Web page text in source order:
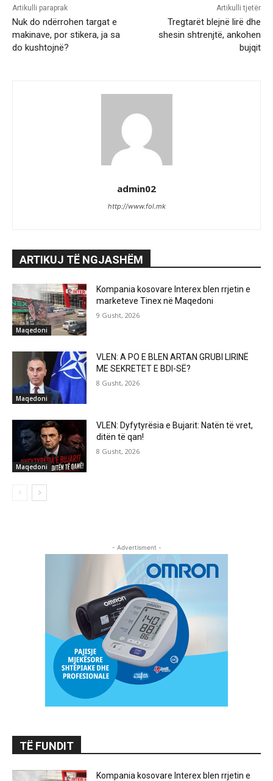
Artikulli paraprak
Nuk do ndërrohen targat e
makinave, por stikera, ja sa
do kushtojnë?
Artikulli tjetër
Tregtarët blejnë lirë dhe
shesin shtrenjtë, ankohen
bujqit
admin02
http://www.fol.mk
ARTIKUJ TË NGJASHËM
Maqedoni
Kompania kosovare Interex blen rrjetin e
marketeve Tinex në Maqedoni
9 Gusht, 2026
Maqedoni
VLEN: A PO E BLEN ARTAN GRUBI LIRINË
ME SEKRETET E BDI-SË?
8 Gusht, 2026
Maqedoni
VLEN: Dyfytyrësia e Bujarit: Natën të vret,
ditën të qan!
8 Gusht, 2026
- Advertisment -
TË FUNDIT
Kompania kosovare Interex blen rrjetin e